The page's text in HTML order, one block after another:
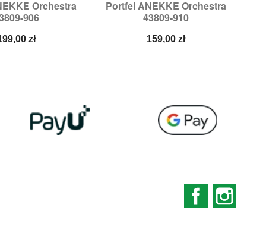
Orchestra
906
zł
podgląd
Portfel ANEKKE Orchestra
43809-910
Cena
159,00 zł
Szybki podgląd
Facebook